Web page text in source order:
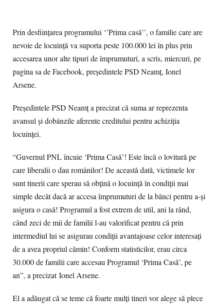
Prin desfiinţarea programului ‘’Prima casă’’, o familie care are
nevoie de locuinţă va suporta peste 100.000 lei în plus prin
accesarea unor alte tipuri de împrumuturi, a scris, miercuri, pe
pagina sa de Facebook, preşedintele PSD Neamţ, Ionel
Arsene.
Preşedintele PSD Neamţ a precizat că suma ar reprezenta
avansul şi dobânzile aferente creditului pentru achiziţia
locuinţei.
“Guvernul PNL încuie ‘Prima Casă’! Este încă o lovitură pe
care liberalii o dau românilor! De această dată, victimele lor
sunt tinerii care sperau să obţină o locuinţă în condiţii mai
simple decât dacă ar accesa împrumuturi de la bănci pentru a-şi
asigura o casă! Programul a fost extrem de util, ani la rând,
când zeci de mii de familii l-au valorificat pentru că prin
intermediul lui se asigurau condiţii avantajoase celor interesaţi
de a avea propriul cămin! Conform statisticilor, erau circa
30.000 de familii care accesau Programul ‘Prima Casă’, pe
an”, a precizat Ionel Arsene.
El a adăugat că se teme că foarte mulţi tineri vor alege să plece